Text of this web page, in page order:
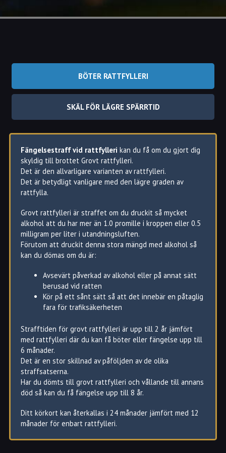
BÖTER RATTFYLLERI
SKÄL FÖR LÄGRE SPÄRRTID
Fängelsestraff vid rattfylleri kan du få om du gjort dig
skyldig till brottet Grovt rattfylleri.
Det är den allvarligare varianten av rattfylleri.
Det är betydligt vanligare med den lägre graden av
rattfylla.
Grovt rattfylleri är straffet om du druckit så mycket
alkohol att du har mer än 1.0 promille i kroppen eller 0.5
milligram per liter i utandningsluften.
Förutom att druckit denna stora mängd med alkohol så
kan du dömas om du är:
Avsevärt påverkad av alkohol eller på annat sätt
berusad vid ratten
Kör på ett sånt sätt så att det innebär en påtaglig
fara för trafiksäkerheten
Strafftiden för grovt rattfylleri är upp till 2 år jämfört
med rattfylleri där du kan få böter eller fängelse upp till
6 månader.
Det är en stor skillnad av påföljden av de olika
straffsatserna.
Har du dömts till grovt rattfylleri och vållande till annans
död så kan du få fängelse upp till 8 år.
Ditt körkort kan återkallas i 24 månader jämfört med 12
månader för enbart rattfylleri.